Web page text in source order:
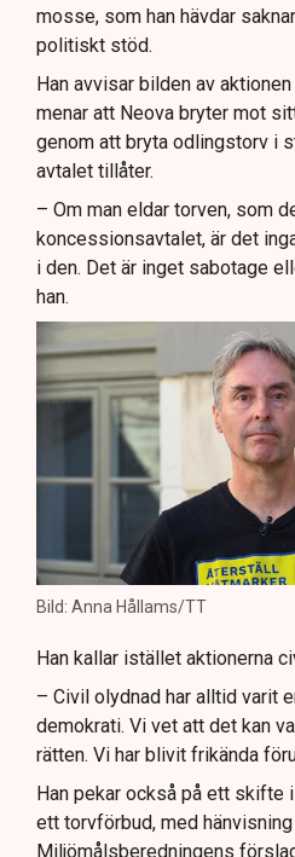
mosse, som han hävdar
politiskt stöd.
Han avvisar bilden av
menar att Neova bryter mot
genom att bryta odlingstorv i
avtalet tillåter.
– Om man eldar torven, som
koncessionsavtalet, är det
i den. Det är inget sabotage
han.
Bild: Anna Hållams/TT
Han kallar istället aktionerna
– Civil olydnad har alltid varit
demokrati. Vi vet att det kan
rätten. Vi har blivit frikända
Han pekar också på ett
ett torvförbud, med
Miljömålsberedningens